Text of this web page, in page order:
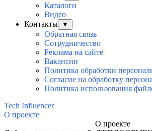
Каталоги
Видео
Контакты
▼
Обратная связь
Сотрудничество
Реклама на сайте
Вакансии
Политика обработки
Согласие на обработку
Политика использования
Tech Influencer
О проекте
О проекте